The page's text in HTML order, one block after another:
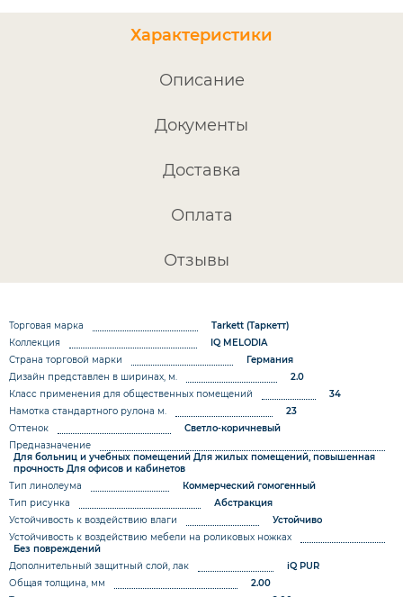
Характеристики
Описание
Документы
Доставка
Оплата
Отзывы
Торговая марка
Tarkett (Таркетт)
Коллекция
IQ MELODIA
Страна торговой марки
Германия
Дизайн представлен в ширинах, м.
2.0
Класс применения для общественных помещений
34
Намотка стандартного рулона м.
23
Оттенок
Светло-коричневый
Предназначение
Для больниц и учебных помещений Для жилых помещений, повышенная
прочность Для офисов и кабинетов
Тип линолеума
Коммерческий гомогенный
Тип рисунка
Абстракция
Устойчивость к воздействию влаги
Устойчиво
Устойчивость к воздействию мебели на роликовых ножках
Без повреждений
Дополнительный защитный слой, лак
iQ PUR
Общая толщина, мм
2.00